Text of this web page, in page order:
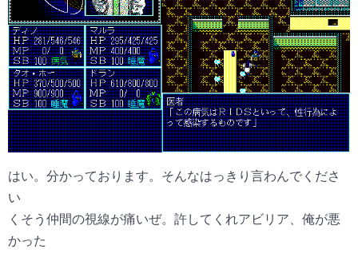
はい。分かっております。そんなはっきり言わんでくださ
い
くそう仲間の視線が痛いぜ。許してくれアビリア、俺が悪
かった